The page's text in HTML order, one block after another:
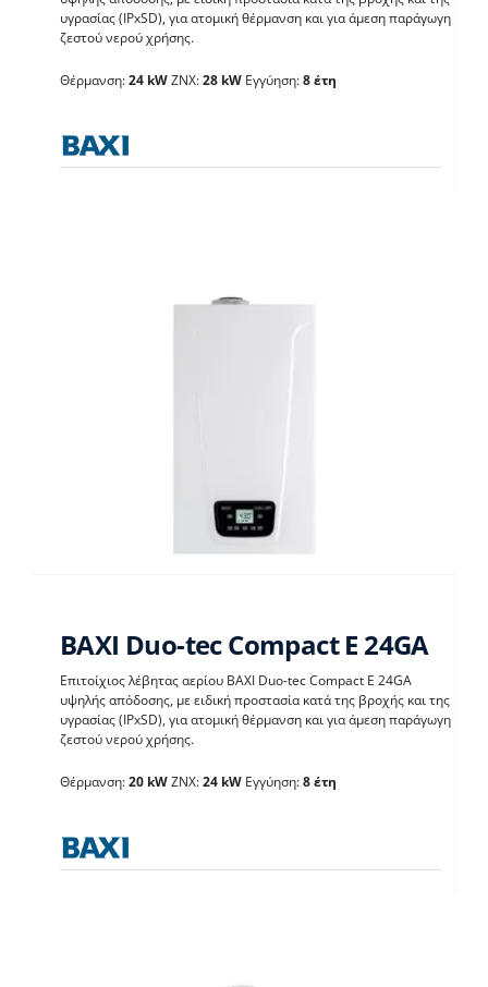
BAXI Duo-tec Compact
E 28GA
υγρασίας (IPxSD), για ατομική θέρμανση και για άμεση παράγωγη
ζεστού νερού χρήσης.
Θέρμανση:24 kWΖΝΧ:28 kWΕγγύηση:8 έτη
BAXI Duo-tec Compact
E 24GA
BAXI Duo-tec Compact E 24GA
Επιτοίχιος λέβητας αερίου BAXI Duo-tec Compact E 24GA
υψηλής απόδοσης, με ειδική προστασία κατά της βροχής και της
υγρασίας (IPxSD), για ατομική θέρμανση και για άμεση παράγωγη
ζεστού νερού χρήσης.
Θέρμανση:20 kWΖΝΧ:24 kWΕγγύηση:8 έτη